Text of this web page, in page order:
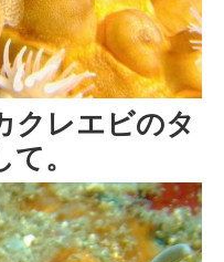
クレエビのタ
。